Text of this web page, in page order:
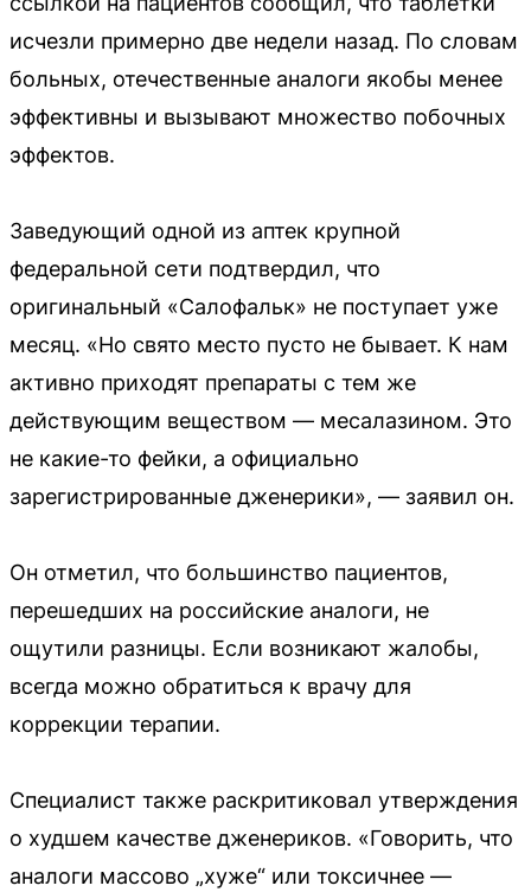
исчезли примерно две недели назад. По словам
больных, отечественные аналоги якобы менее
эффективны и вызывают множество побочных
эффектов.
Заведующий одной из аптек крупной
федеральной сети подтвердил, что
оригинальный «Салофальк» не поступает уже
месяц. «Но свято место пусто не бывает. К нам
активно приходят препараты с тем же
действующим веществом — месалазином. Это
не какие-то фейки, а официально
зарегистрированные дженерики», — заявил он.
Он отметил, что большинство пациентов,
перешедших на российские аналоги, не
ощутили разницы. Если возникают жалобы,
всегда можно обратиться к врачу для
коррекции терапии.
Специалист также раскритиковал утверждения
о худшем качестве дженериков. «Говорить, что
аналоги массово „хуже“ или токсичнее —